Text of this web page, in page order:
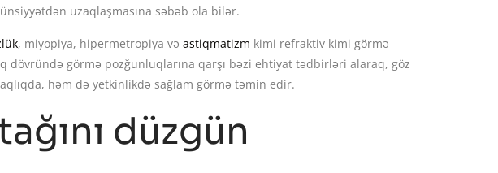
uzaqlaşmasına səbəb ola bilər.
, miyopiya, hipermetropiya və astiqmatizm kimi refraktiv kimi görmə
dövründə görmə pozğunluqlarına qarşı bəzi ehtiyat tədbirləri alaraq, göz
həm də yetkinlikdə sağlam görmə təmin edir.
düzgün